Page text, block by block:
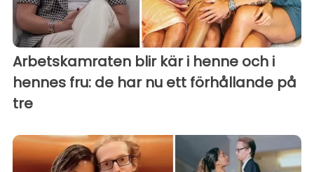
Arbetskamraten blir kär i henne och i
hennes fru: de har nu ett förhållande på
tre